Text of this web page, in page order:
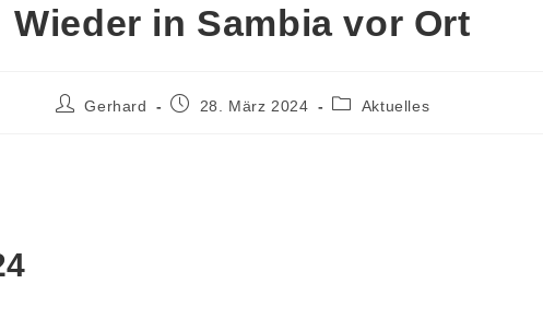
Wieder in Sambia vor Ort
Gerhard 28. März 2024 Aktuelles